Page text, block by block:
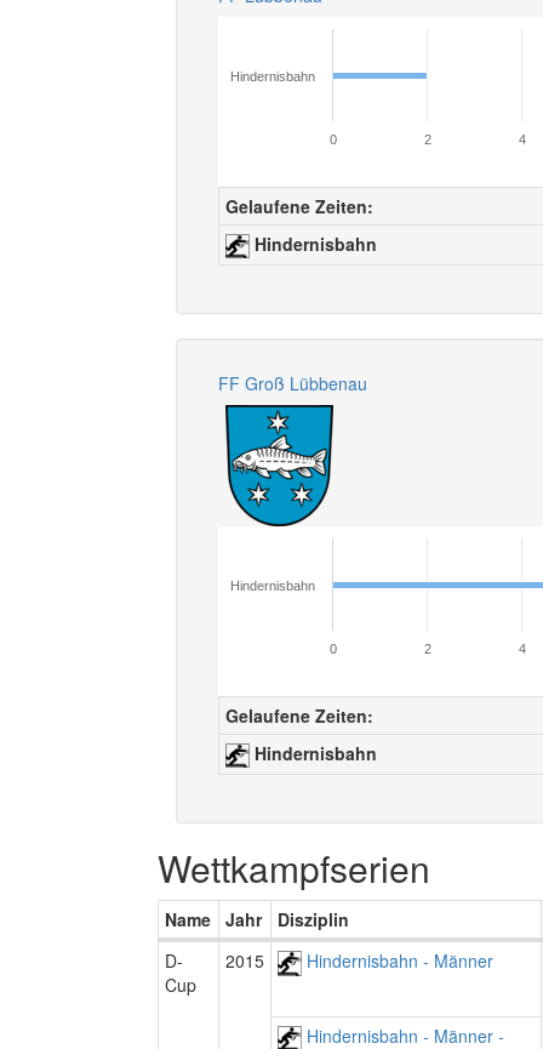
Hindernisbahn
0 2 4
Gelaufene Zeiten:
Hindernisbahn
FF Groß Lübbenau
Hindernisbahn
0 2 4
Gelaufene Zeiten:
Hindernisbahn
Wettkampfserien
Name Jahr
Disziplin
D-
Cup
2015 Hindernisbahn - Männer
Hindernisbahn - Männer -